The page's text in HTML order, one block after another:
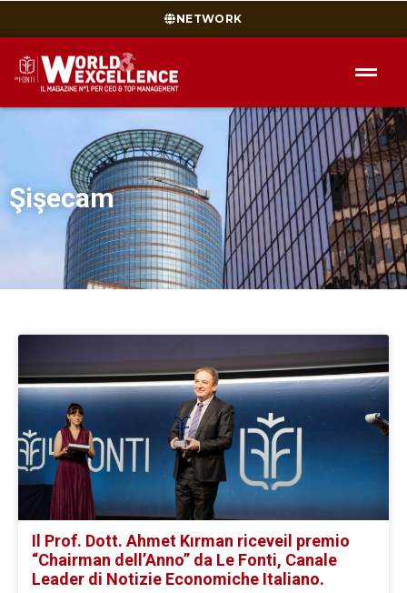
NETWORK
Şişecam
Il Prof. Dott. Ahmet Kırman riceveil premio
“Chairman dell’Anno” da Le Fonti, Canale
Leader di Notizie Economiche Italiano.